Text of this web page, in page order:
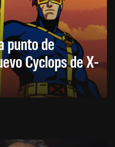
punto de
Cyclops de X-